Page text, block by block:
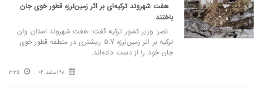
هفت شهروند ترکیه‌ای بر اثر زمین‌لرزه قطور خوی جان
باختند
نصر: وزیر کشور ترکیه گفت: هفت شهروند استان وان
ترکیه بر اثر زمین‌لرزه 5.7 ریشتری در منطقه قطور خوی
جان خود را از دست داده‌اند.
98 اسفند 04 12:35